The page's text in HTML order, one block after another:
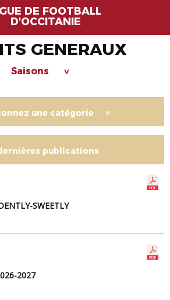
DE FOOTBALL
D'OCCITANIE
GENERAUX
Saisons >
une catégorie >
publications
SWEETLY
2027